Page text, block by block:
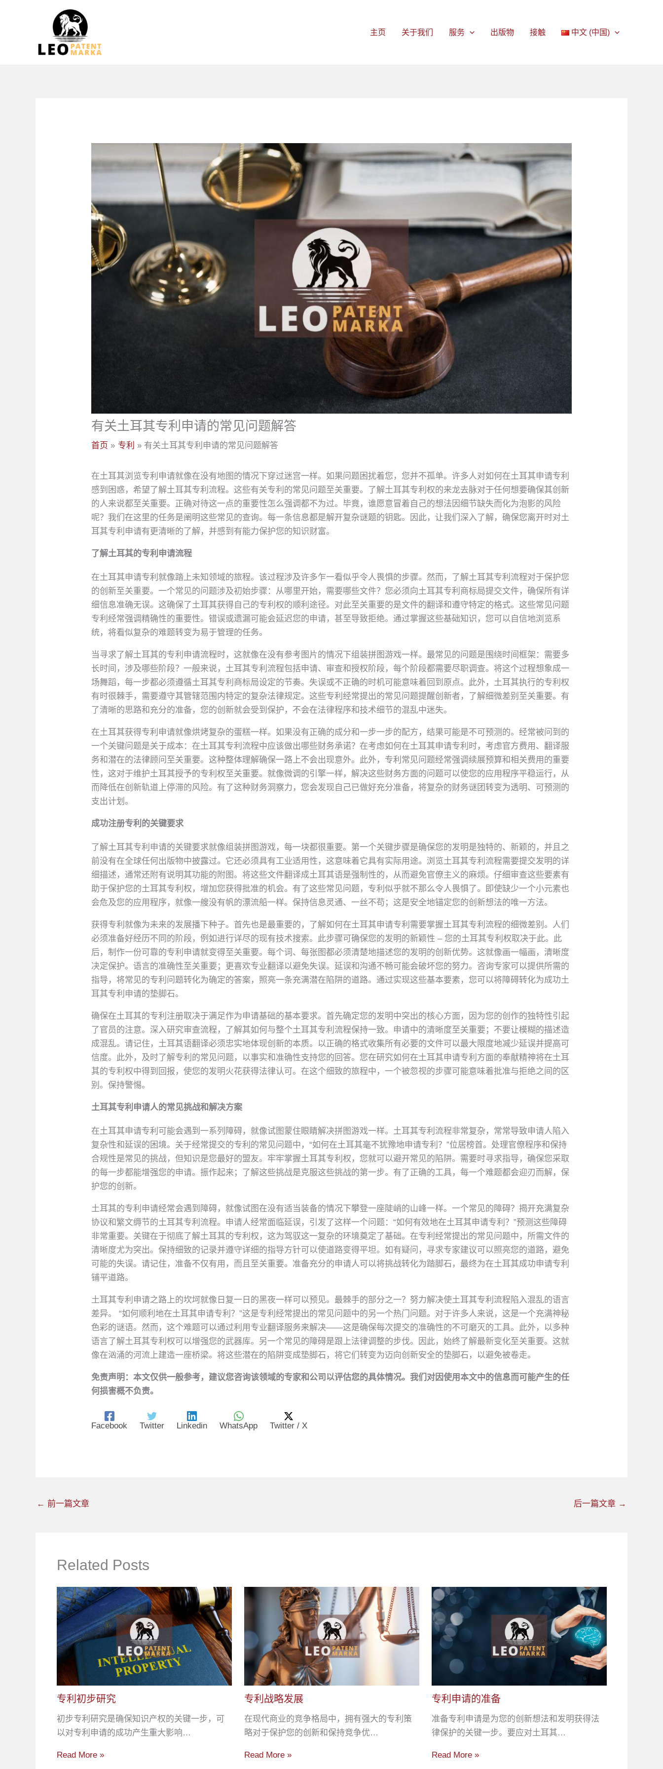
主页 关于我们 服务 出版物 接触 中文 (中国)
有关土耳其专利申请的常见问题解答
首页 专利 有关土耳其专利申请的常见问题解答
在土耳其浏览专利申请就像在没有地图的情况下穿过迷宫一样。如果问题困扰着您，您并不孤单。许多人对如何在土耳其申请专利
感到困惑，希望了解土耳其专利流程。这些有关专利的常见问题至关重要。了解土耳其专利权的来龙去脉对于任何想要确保其创新
的人来说都至关重要。正确对待这一点的重要性怎么强调都不为过。毕竟，谁愿意冒着自己的想法因细节缺失而化为泡影的风险
呢？我们在这里的任务是阐明这些常见的查询。每一条信息都是解开复杂谜题的钥匙。因此，让我们深入了解，确保您离开时对土
耳其专利申请有更清晰的了解，并感到有能力保护您的知识财富。
了解土耳其的专利申请流程
在土耳其申请专利就像踏上未知领域的旅程。该过程涉及许多乍一看似乎令人畏惧的步骤。然而，了解土耳其专利流程对于保护您
的创新至关重要。一个常见的问题涉及初始步骤：从哪里开始，需要哪些文件？您必须向土耳其专利商标局提交文件，确保所有详
细信息准确无误。这确保了土耳其获得自己的专利权的顺利途径。对此至关重要的是文件的翻译和遵守特定的格式。这些常见问题
专利经常强调精确性的重要性。错误或遗漏可能会延迟您的申请，甚至导致拒绝。通过掌握这些基础知识，您可以自信地浏览系
统，将看似复杂的难题转变为易于管理的任务。
当寻求了解土耳其的专利申请流程时，这就像在没有参考图片的情况下组装拼图游戏一样。最常见的问题是围绕时间框架：需要多
长时间，涉及哪些阶段？一般来说，土耳其专利流程包括申请、审查和授权阶段，每个阶段都需要尽职调查。将这个过程想象成一
场舞蹈，每一步都必须遵循土耳其专利商标局设定的节奏。失误或不正确的时机可能意味着回到原点。此外，土耳其执行的专利权
有时很棘手，需要遵守其管辖范围内特定的复杂法律规定。这些专利经常提出的常见问题提醒创新者，了解细微差别至关重要。有
了清晰的思路和充分的准备，您的创新就会受到保护，不会在法律程序和技术细节的混乱中迷失。
在土耳其获得专利申请就像烘烤复杂的蛋糕一样。如果没有正确的成分和一步一步的配方，结果可能是不可预测的。经常被问到的
一个关键问题是关于成本：在土耳其专利流程中应该做出哪些财务承诺？在考虑如何在土耳其申请专利时，考虑官方费用、翻译服
务和潜在的法律顾问至关重要。这种整体理解确保一路上不会出现意外。此外，专利常见问题经常强调续展预算和相关费用的重要
性，这对于维护土耳其授予的专利权至关重要。就像微调的引擎一样，解决这些财务方面的问题可以使您的应用程序平稳运行，从
而降低在创新轨道上停滞的风险。有了这种财务洞察力，您会发现自己已做好充分准备，将复杂的财务谜团转变为透明、可预测的
支出计划。
成功注册专利的关键要求
了解土耳其专利申请的关键要求就像组装拼图游戏，每一块都很重要。第一个关键步骤是确保您的发明是独特的、新颖的，并且之
前没有在全球任何出版物中披露过。它还必须具有工业适用性，这意味着它具有实际用途。浏览土耳其专利流程需要提交发明的详
细描述，通常还附有说明其功能的附图。将这些文件翻译成土耳其语是强制性的，从而避免官僚主义的麻烦。仔细审查这些要素有
助于保护您的土耳其专利权，增加您获得批准的机会。有了这些常见问题，专利似乎就不那么令人畏惧了。即使缺少一个小元素也
会危及您的应用程序，就像一艘没有帆的漂流船一样。保持信息灵通、一丝不苟；这是安全地锚定您的创新想法的唯一方法。
获得专利就像为未来的发展播下种子。首先也是最重要的，了解如何在土耳其申请专利需要掌握土耳其专利流程的细微差别。人们
必须准备好经历不同的阶段，例如进行详尽的现有技术搜索。此步骤可确保您的发明的新颖性 – 您的土耳其专利权取决于此。此
后，制作一份可靠的专利申请就变得至关重要。每个词、每张图都必须清楚地描述您的发明的创新优势。这就像画一幅画，清晰度
决定保护。语言的准确性至关重要；更喜欢专业翻译以避免失误。延误和沟通不畅可能会破坏您的努力。咨询专家可以提供所需的
指导，将常见的专利问题转化为确定的答案，照亮一条充满潜在陷阱的道路。通过实现这些基本要素，您可以将障碍转化为成功土
耳其专利申请的垫脚石。
确保在土耳其的专利注册取决于满足作为申请基础的基本要求。首先确定您的发明中突出的核心方面，因为您的创作的独特性引起
了官员的注意。深入研究审查流程，了解其如何与整个土耳其专利流程保持一致。申请中的清晰度至关重要；不要让模糊的描述造
成混乱。请记住，土耳其语翻译必须忠实地体现创新的本质。以正确的格式收集所有必要的文件可以最大限度地减少延误并提高可
信度。此外，及时了解专利的常见问题，以事实和准确性支持您的回答。您在研究如何在土耳其申请专利方面的奉献精神将在土耳
其的专利权中得到回报，使您的发明火花获得法律认可。在这个细致的旅程中，一个被忽视的步骤可能意味着批准与拒绝之间的区
别。保持警惕。
土耳其专利申请人的常见挑战和解决方案
在土耳其申请专利可能会遇到一系列障碍，就像试图蒙住眼睛解决拼图游戏一样。土耳其专利流程非常复杂，常常导致申请人陷入
复杂性和延误的困境。关于经常提交的专利的常见问题中，“如何在土耳其毫不犹豫地申请专利？”位居榜首。处理官僚程序和保持
合规性是常见的挑战，但知识是您最好的盟友。牢牢掌握土耳其专利权，您就可以避开常见的陷阱。需要时寻求指导，确保您采取
的每一步都能增强您的申请。振作起来；了解这些挑战是克服这些挑战的第一步。有了正确的工具，每一个难题都会迎刃而解，保
护您的创新。
土耳其的专利申请经常会遇到障碍，就像试图在没有适当装备的情况下攀登一座陡峭的山峰一样。一个常见的障碍？揭开充满复杂
协议和繁文缛节的土耳其专利流程。申请人经常面临延误，引发了这样一个问题：“如何有效地在土耳其申请专利？”预测这些障碍
非常重要。关键在于彻底了解土耳其的专利权，这为驾驭这一复杂的环境奠定了基础。在专利经常提出的常见问题中，所需文件的
清晰度尤为突出。保持细致的记录并遵守详细的指导方针可以使道路变得平坦。如有疑问，寻求专家建议可以照亮您的道路，避免
可能的失误。请记住，准备不仅有用，而且至关重要。准备充分的申请人可以将挑战转化为踏脚石，最终为在土耳其成功申请专利
铺平道路。
土耳其专利申请之路上的坎坷就像日复一日的黑夜一样可以预见。最棘手的部分之一？努力解决使土耳其专利流程陷入混乱的语言
差异。 “如何顺利地在土耳其申请专利？”这是专利经常提出的常见问题中的另一个热门问题。对于许多人来说，这是一个充满神秘
色彩的谜语。然而，这个难题可以通过利用专业翻译服务来解决——这是确保每次提交的准确性的不可磨灭的工具。此外，以多种
语言了解土耳其专利权可以增强您的武器库。另一个常见的障碍是跟上法律调整的步伐。因此，始终了解最新变化至关重要。这就
像在汹涌的河流上建造一座桥梁。将这些潜在的陷阱变成垫脚石，将它们转变为迈向创新安全的垫脚石，以避免被卷走。
免责声明：本文仅供一般参考，建议您咨询该领域的专家和公司以评估您的具体情况。我们对因使用本文中的信息而可能产生的任
何损害概不负责。
Facebook Twitter Linkedin WhatsApp Twitter / X
← 前一篇文章 后一篇文章 →
Related Posts
专利初步研究
初步专利研究是确保知识产权的关键一步，可
以对专利申请的成功产生重大影响…
Read More »
专利战略发展
在现代商业的竞争格局中，拥有强大的专利策
略对于保护您的创新和保持竞争优…
Read More »
专利申请的准备
准备专利申请是为您的创新想法和发明获得法
律保护的关键一步。要应对土耳其…
Read More »